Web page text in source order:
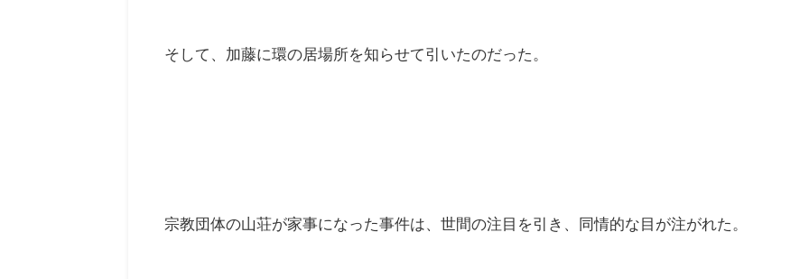
そして、加藤に環の居場所を知らせて引いたのだった。
宗教団体の山荘が家事になった事件は、世間の注目を引き、同情的な目が注がれた。